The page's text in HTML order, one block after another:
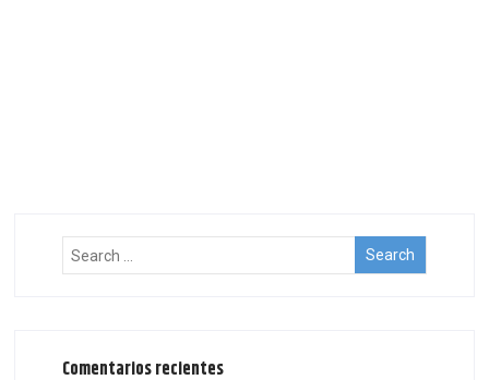
Comentarios recientes